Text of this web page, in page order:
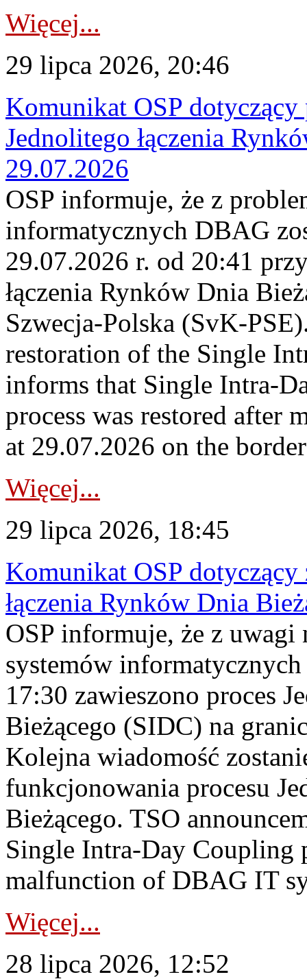
Więcej...
29 lipca 2026, 20:46
Komunikat OSP
Jednolitego łączenia
29.07.2026
OSP informuje, że z
informatycznych DBAG
29.07.2026 r. od 20:41
łączenia Rynków Dnia
Szwecja-Polska (SvK-
restoration of the Single
informs that Single Intra-
process was restored after
at 29.07.2026 on the
Więcej...
29 lipca 2026, 18:45
Komunikat OSP dotyczący
łączenia Rynków Dnia
OSP informuje, że z uwagi
systemów
17:30 zawieszono proces
Bieżącego (SIDC) na
Kolejna wiadomość
funkcjonowania procesu
Bieżącego. TSO
Single Intra-Day Coupling
malfunction of DBAG IT
Więcej...
28 lipca 2026, 12:52